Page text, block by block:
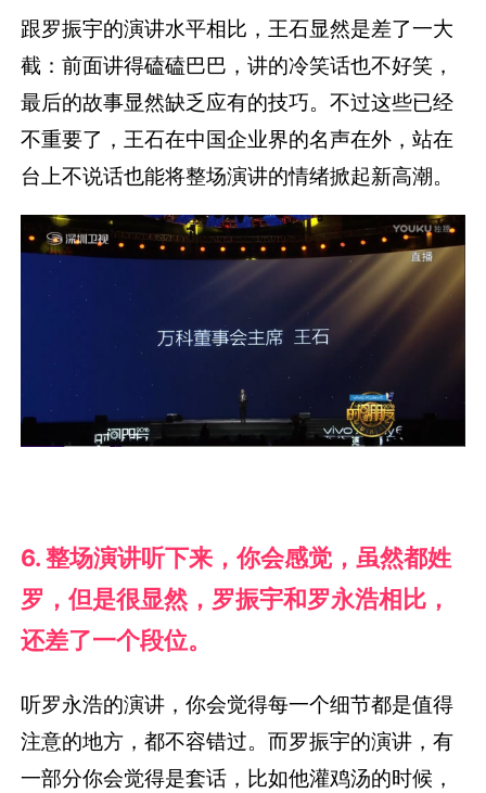
跟罗振宇的演讲水平相比，王石显然是差了一大
截：前面讲得磕磕巴巴，讲的冷笑话也不好笑，
最后的故事显然缺乏应有的技巧。不过这些已经
不重要了，王石在中国企业界的名声在外，站在
台上不说话也能将整场演讲的情绪掀起新高潮。
6. 整场演讲听下来，你会感觉，虽然都姓
罗，但是很显然，罗振宇和罗永浩相比，
还差了一个段位。
听罗永浩的演讲，你会觉得每一个细节都是值得
注意的地方，都不容错过。而罗振宇的演讲，有
一部分你会觉得是套话，比如他灌鸡汤的时候，